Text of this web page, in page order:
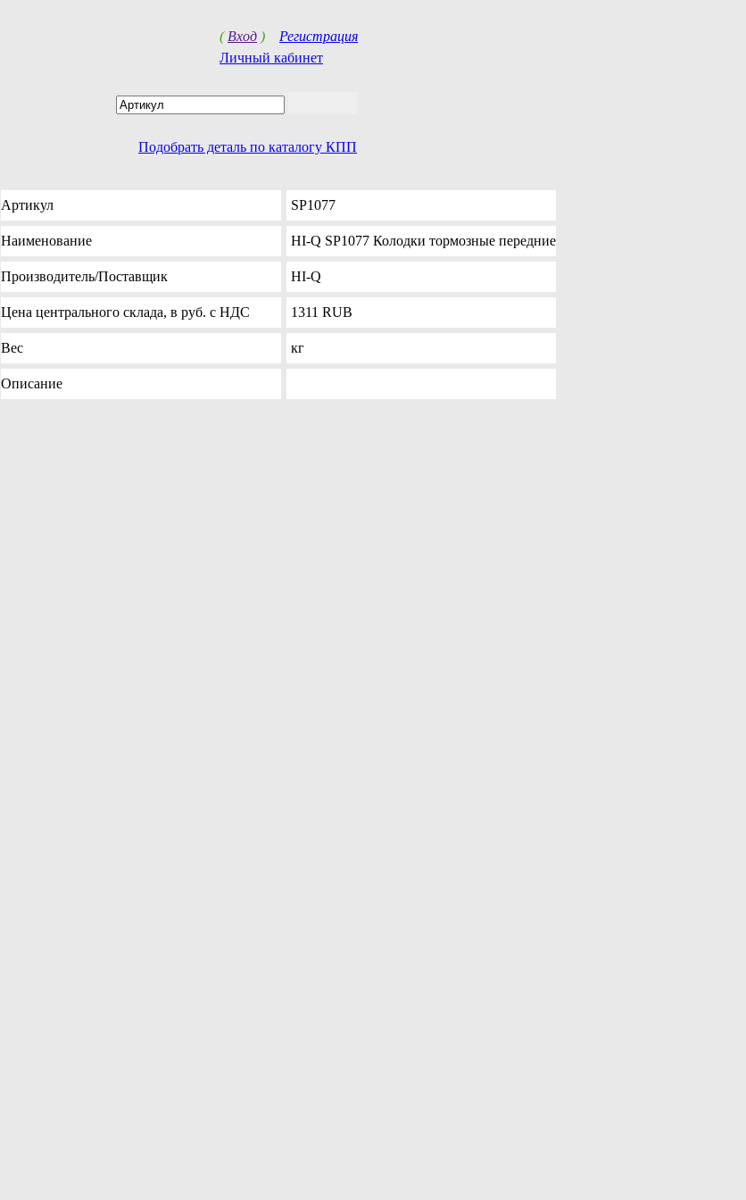
( Вход ) Регистрация
Личный кабинет
Подобрать деталь по каталогу КПП
Артикул SP1077
Наименование HI-Q SP1077 Колодки тормозные передние
Производитель/Поставщик HI-Q
Цена центрального склада, в руб. с НДС 1311 RUB
Вес кг
Описание